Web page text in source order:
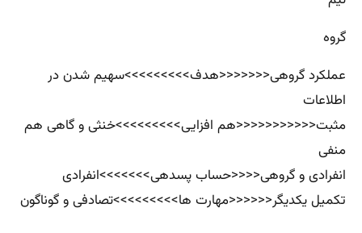
گروه
عملکرد گروهی<<<<<<<هدف>>>>>>>>>سهیم شدن در
اطلاعات
مثبت<<<<<<<<<<<هم افزایی>>>>>>>>>خنثی و گاهی هم
منفی
انفرادی و گروهی<<<<حساب پسدهی>>>>>>>انفرادی
تکمیل یکدیگر<<<<<<مهارت ها>>>>>>>>>تصادفی و گوناگون